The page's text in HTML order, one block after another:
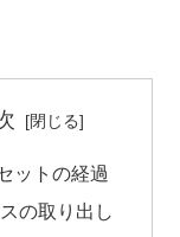
ットの経過
スの取り出し